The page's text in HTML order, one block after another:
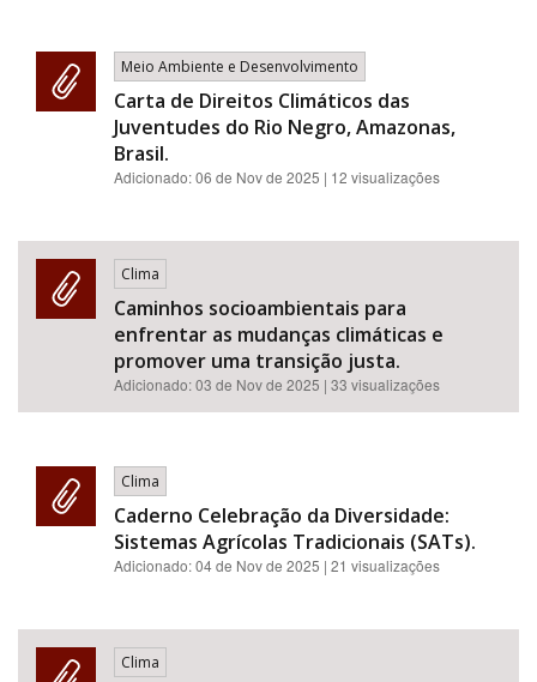
Meio Ambiente e Desenvolvimento
Carta de Direitos Climáticos das
Juventudes do Rio Negro, Amazonas,
Brasil.
Adicionado:06 de Nov de 2025 | 12 visualizações
Clima
Caminhos socioambientais para
enfrentar as mudanças climáticas e
promover uma transição justa.
Adicionado:03 de Nov de 2025 | 33 visualizações
Clima
Caderno Celebração da Diversidade:
Sistemas Agrícolas Tradicionais (SATs).
Adicionado:04 de Nov de 2025 | 21 visualizações
Clima